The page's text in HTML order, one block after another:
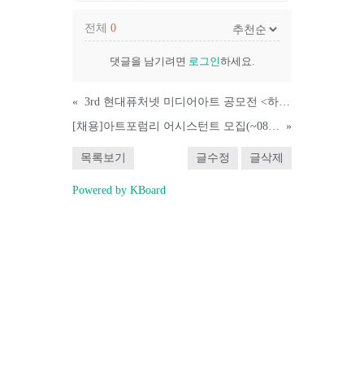
전체 0
댓글을 남기려면 로그인하세요.
«
3rd 현대퓨처넷 미디어아트 공모전 <하트애비뉴> 1차 심사결과 발표
[채용]아트포럼리 어시스턴트 모집(~08/09 24시) »
목록보기 글수정 글삭제
Powered by KBoard